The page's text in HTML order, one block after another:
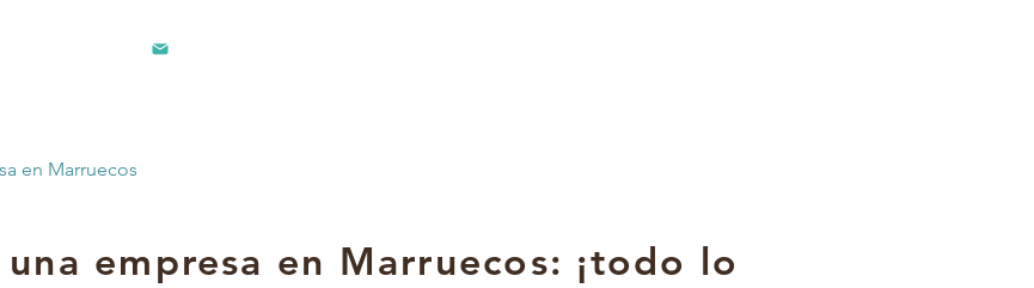
en Marruecos
empresa en Marruecos: ¡todo lo